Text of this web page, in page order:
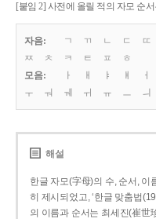
[붙임 2] 사전에 올릴 적의 자모 순
자음: ㄱ ㄲ ㄴ ㄷ ㄸ
ㅉ
ㅊ ㅋ ㅌ ㅍ
ㅎ
모음:
ㅏ ㅐ ㅑ ㅒ ㅓ
ㅜ
ㅝ ㅞ ㅟ ㅠ ㅡ ㅢ
해설
한글 자모(字母)의 수, 순서, 이
히 제시되었고, ‘한글 맞춤법
의 이름과 순서는 최세진(崔世